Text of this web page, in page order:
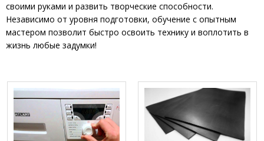
своими руками и развить творческие способности.
Независимо от уровня подготовки, обучение с опытным
мастером позволит быстро освоить технику и воплотить в
жизнь любые задумки!